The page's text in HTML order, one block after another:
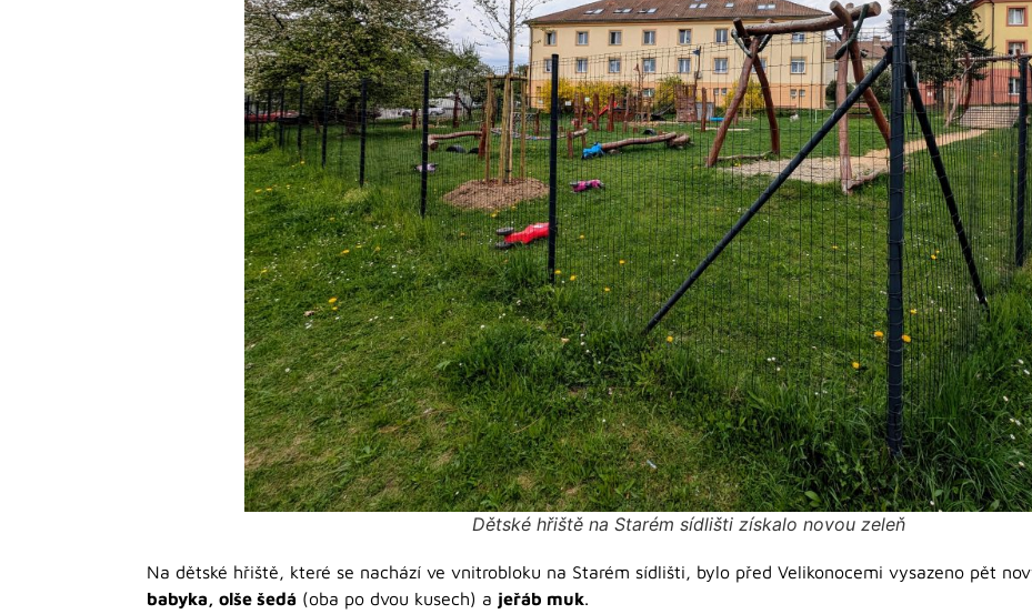
Dětské hřiště na Starém sídlišti získalo novou zeleň
Na dětské hřiště, které se nachází ve vnitrobloku na Starém sídlišti, bylo před Velikonocemi vysazeno pět
babyka, olše šedá (oba po dvou kusech) a jeřáb muk.